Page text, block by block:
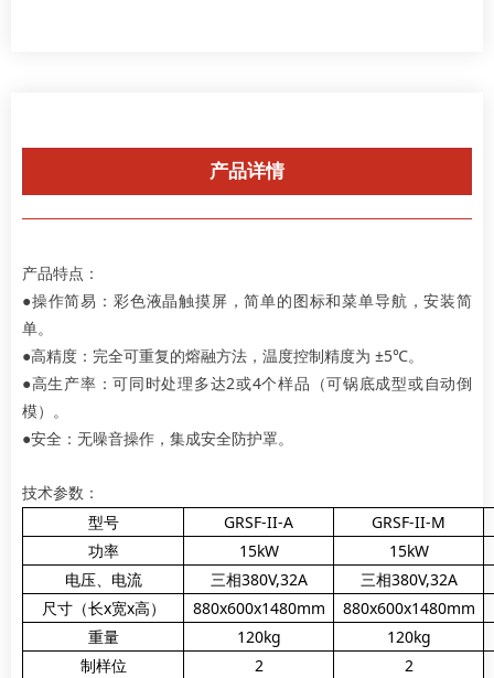
产品特点：
●操作简易：彩色液晶触摸屏，简单的图标和菜单导航，安装简
单。
●高精度：完全可重复的熔融方法，温度控制精度为 ±5℃。
●高生产率：可同时处理多达2或4个样品（可锅底成型或自动倒
模）。
●安全：无噪音操作，集成安全防护罩。
技术参数：
型号
GRSF-II-A
GRSF-II-M
功率
15kW
15kW
电压、电流
三相380V,32A
三相380V,32A
尺寸（长x宽x高）
880x600x1480mm 880x600x1480mm
重量
120kg
120kg
制样位
2
2
产品详情